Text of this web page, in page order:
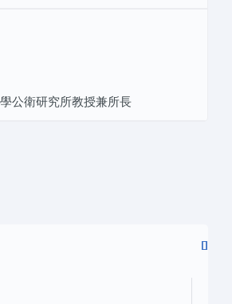
公衛研究所教授兼所長